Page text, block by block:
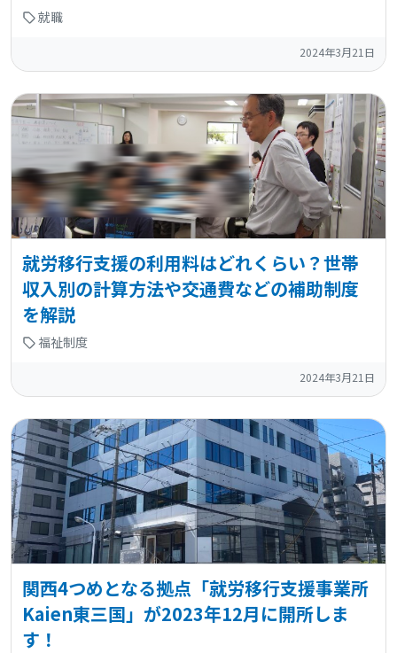
就職
2024年3月21日
就労移行支援の利用料はどれくらい？世帯
収入別の計算方法や交通費などの補助制度
を解説
福祉制度
2024年3月21日
関西4つめとなる拠点「就労移行支援事業所
Kaien東三国」が2023年12月に開所しま
す！